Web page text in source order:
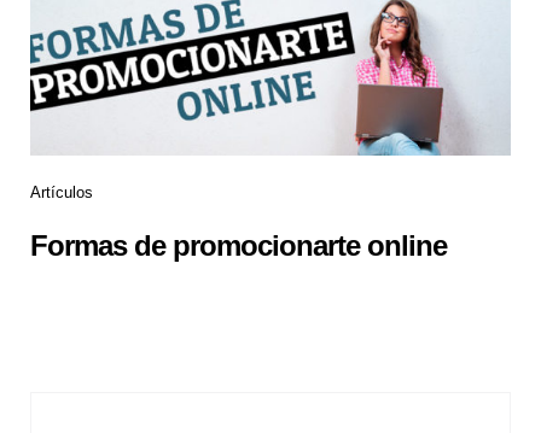
Artículos
Formas de promocionarte online